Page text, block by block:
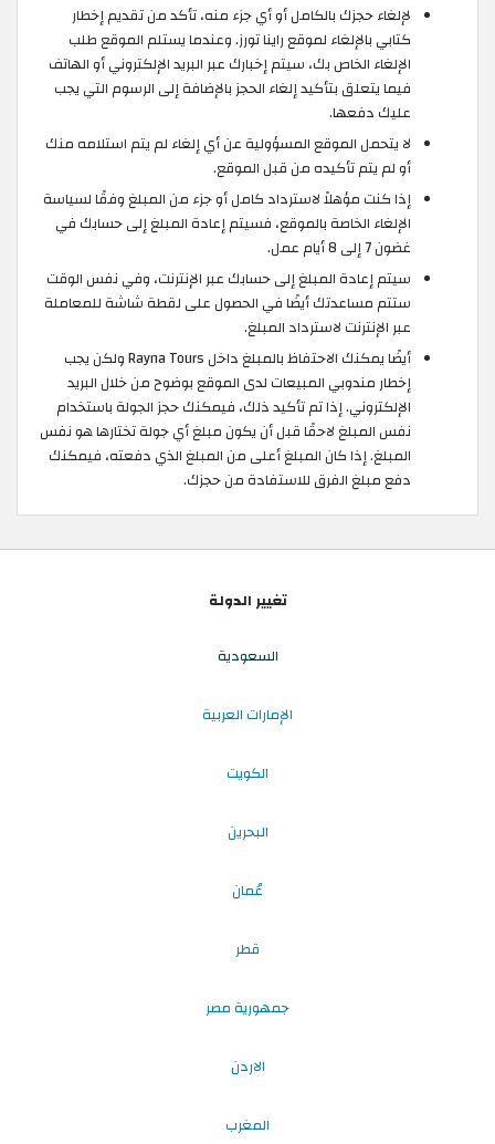
لإلغاء حجزك بالكامل أو أي جزء منه، تأكد من تقديم إخطار
كتابي بالإلغاء لموقع راينا تورز. وعندما يستلم الموقع طلب
الإلغاء الخاص بك، سيتم إخبارك عبر البريد الإلكتروني أو الهاتف
فيما يتعلق بتأكيد إلغاء الحجز بالإضافة إلى الرسوم التي يجب
عليك دفعها.
لا يتحمل الموقع المسؤولية عن أي إلغاء لم يتم استلامه منك
أو لم يتم تأكيده من قبل الموقع.
إذا كنت مؤهلاً لاسترداد كامل أو جزء من المبلغ وفقًا لسياسة
الإلغاء الخاصة بالموقع، فسيتم إعادة المبلغ إلى حسابك في
غضون 7 إلى 8 أيام عمل.
سيتم إعادة المبلغ إلى حسابك عبر الإنترنت، وفي نفس الوقت
ستتم مساعدتك أيضًا في الحصول على لقطة شاشة للمعاملة
عبر الإنترنت لاسترداد المبلغ.
أيضًا يمكنك الاحتفاظ بالمبلغ داخل Rayna Tours ولكن يجب
إخطار مندوبي المبيعات لدى الموقع بوضوح من خلال البريد
الإلكتروني. إذا تم تأكيد ذلك، فيمكنك حجز الجولة باستخدام
نفس المبلغ لاحقًا قبل أن يكون مبلغ أي جولة تختارها هو نفس
المبلغ. إذا كان المبلغ أعلى من المبلغ الذي دفعته، فيمكنك
دفع مبلغ الفرق للاستفادة من حجزك.
تغيير الدولة
السعودية
الإمارات العربية
الكويت
البحرين
عُمان
قطر
جمهورية مصر
الاردن
المغرب